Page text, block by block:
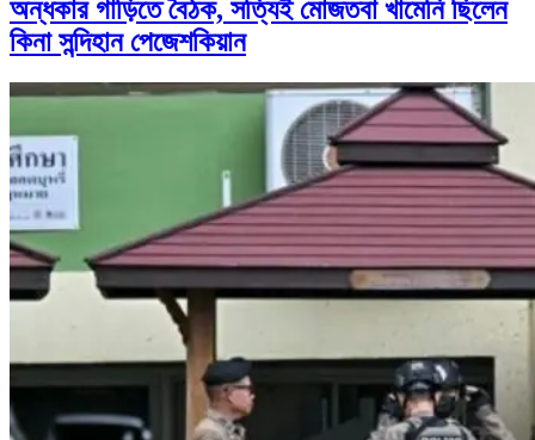
অন্ধকার গাড়িতে বৈঠক, সত্যিই মোজতবা খামেনি ছিলেন
কিনা সন্দিহান পেজেশকিয়ান